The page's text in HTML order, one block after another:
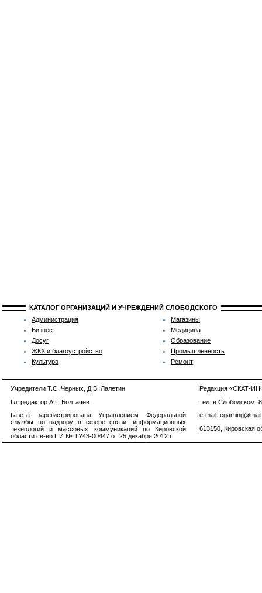
КАТАЛОГ ОРГАНИЗАЦИЙ И УЧРЕЖДЕНИЙ СЛОБОДСКОГО
Администрация
Бизнес
Досуг
ЖКХ и благоустройство
Культура
Магазины
Медицина
Образование
Промышленность
Ремонт
Учредители Т.С. Черных, Д.В. Лалетин
Гл. редактор А.Г. Болтачев
Газета зарегистрирована Управлением Федеральной
службы по надзору в сфере связи, информационных
технологий и массовых коммуникаций по Кировской
области св-во ПИ № ТУ43-00447 от 25 декабря 2012 г.
Редакция «СКАТ-
тел. в Слободском:
e-mail:
613150, Кировская